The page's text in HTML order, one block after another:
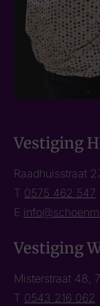
Vestiging
Raadhuisstraat
T 0575 462 547
E
Vestiging
Misterstraat 48,
T 0543 216 062